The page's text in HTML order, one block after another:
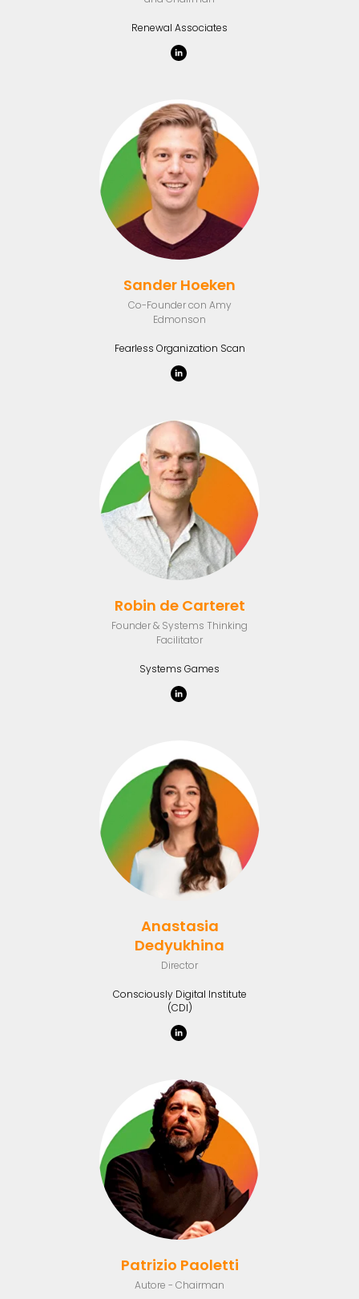
Renewal Associates
Sander Hoeken
Co-Founder con Amy
Edmonson
Fearless Organization Scan
Robin de Carteret
Founder & Systems Thinking
Facilitator
Systems Games
Anastasia
Dedyukhina
Director
Consciously Digital Institute
(CDI)
Patrizio Paoletti
Autore - Chairman